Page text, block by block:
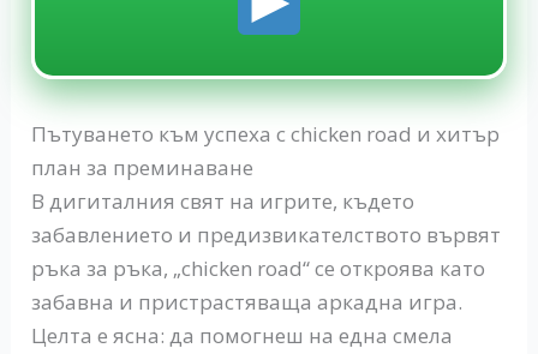
Пътуването към успеха с chicken road и хитър
план за преминаване
В дигиталния свят на игрите, където
забавлението и предизвикателството вървят
ръка за ръка, „chicken road“ се откроява като
забавна и пристрастяваща аркадна игра.
Целта е ясна: да помогнеш на една смела